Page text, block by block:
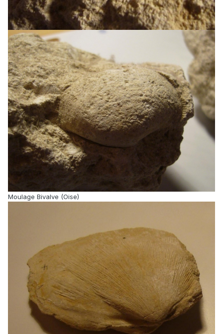
Moulage Bivalve (Oise)